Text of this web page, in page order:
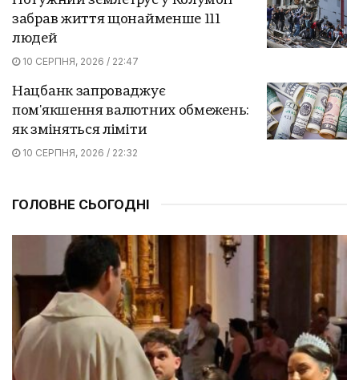
забрав життя щонайменше 111
людей
10 СЕРПНЯ, 2026 / 22:47
Нацбанк запроваджує
пом'якшення валютних обмежень:
як зміняться ліміти
10 СЕРПНЯ, 2026 / 22:32
ГОЛОВНЕ СЬОГОДНІ